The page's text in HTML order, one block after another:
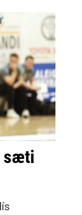
sæti